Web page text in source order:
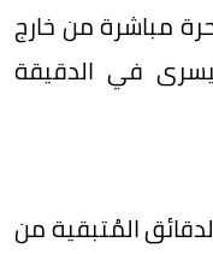
مباشرة من خارج
في الدقيقة
المُتبقية من